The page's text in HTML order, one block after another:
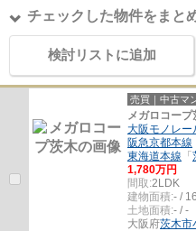
チェックした物件をまと
検討リストに追加
売買｜中古マ
メガロコープ
大阪モノレー
阪急京都本線
東海道本線 「
1,780万円
間取:2LDK
建物面積:- /
土地面積:- / -
大阪府茨木市